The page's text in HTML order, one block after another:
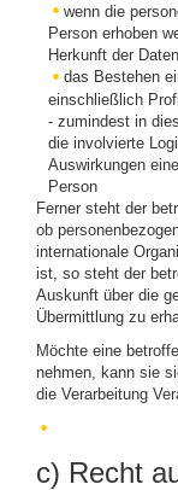
wenn die
Person erhoben
Herkunft der Daten
das Bestehen
einschließlich
- zumindest in
die involvierte
Auswirkungen
Person
Ferner steht der
ob
internationale
ist, so steht der
Auskunft über die
Übermittlung zu
Möchte eine
nehmen, kann sie
die Verarbeitung
c) Recht